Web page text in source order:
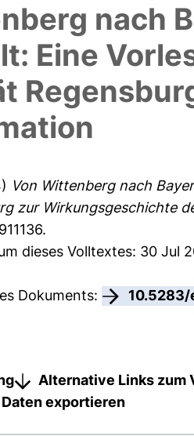
nach
Eine
Von Wittenberg nach
zur Wirkungsgeschichte
dieses Volltextes: 30 Jul
Dokuments:
10.5283/
Alternative Links zum
exportieren